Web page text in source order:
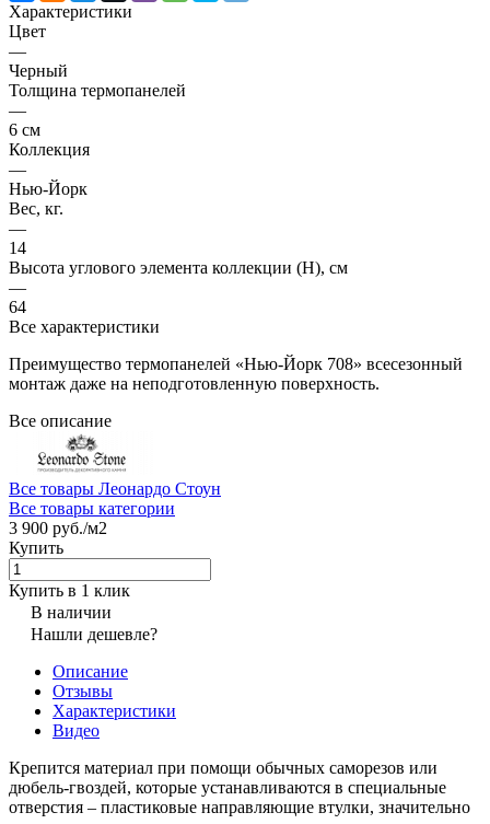
Характеристики
Цвет
—
Черный
Толщина термопанелей
—
6 см
Коллекция
—
Нью-Йорк
Вес, кг.
—
14
Высота углового элемента коллекции (H), см
—
64
Все характеристики
Преимущество термопанелей «Нью-Йорк 708» всесезонный
монтаж даже на неподготовленную поверхность.
Все описание
Все товары Леонардо Стоун
Все товары категории
3 900 руб./м2
Купить
Купить в 1 клик
В наличии
Нашли дешевле?
Описание
Отзывы
Характеристики
Видео
Крепится материал при помощи обычных саморезов или
дюбель-гвоздей, которые устанавливаются в специальные
отверстия – пластиковые направляющие втулки, значительно